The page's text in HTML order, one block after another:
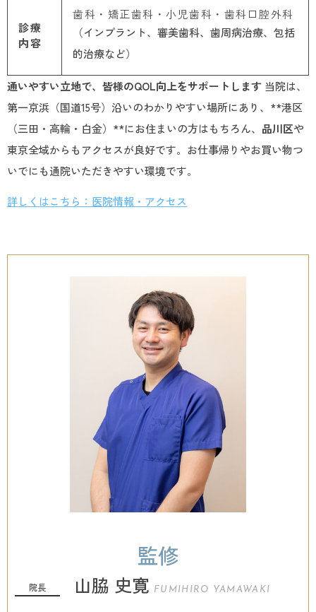
診療
内容
歯科・矯正歯科・小児歯科・歯科口腔外科
（インプラント、審美歯科、歯周病治療、包括
的治療など）
通いやすい立地で、皆様のQOL向上をサポートします 当院は、
第一京浜（国道15号）沿いのわかりやすい場所にあり、**港区
（三田・高輪・白金）**にお住まいの方はもちろん、 品川区や
東京全域からもアクセスが良好です。お仕事帰りやお買い物つ
いでにも通院いただきやすい環境です。
詳しくはこちら：医院情報・アクセス
監修
院長 山脇 史寛 FUMIHIRO YAMAWAKI